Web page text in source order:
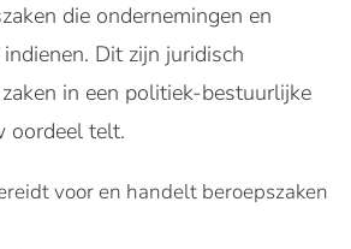
die ondernemingen en
Dit zijn juridisch
in een politiek-bestuurlijke
oordeel telt.
voor en handelt beroepszaken